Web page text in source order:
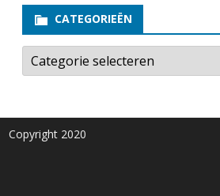
e
e
b
r
t
e
CATEGORIEËN
C
t
o
r
i
Copyright 2020